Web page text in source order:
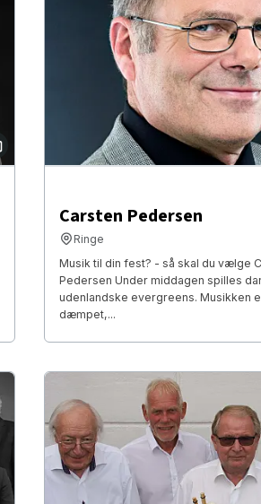
Carsten Pedersen
Ringe
Musik til din fest? - så skal du vælge
Pedersen Under middagen spilles
udenlandske evergreens. Musikken
dæmpet,...